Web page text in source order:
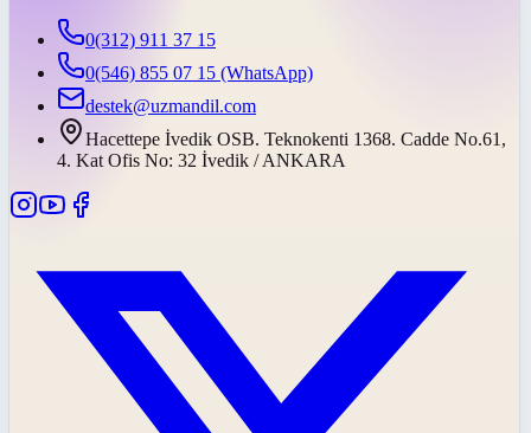
0(312) 911 37 15
0(546) 855 07 15 (WhatsApp)
destek@uzmandil.com
Hacettepe İvedik OSB. Teknokenti 1368. Cadde No.61,
4. Kat Ofis No: 32 İvedik / ANKARA